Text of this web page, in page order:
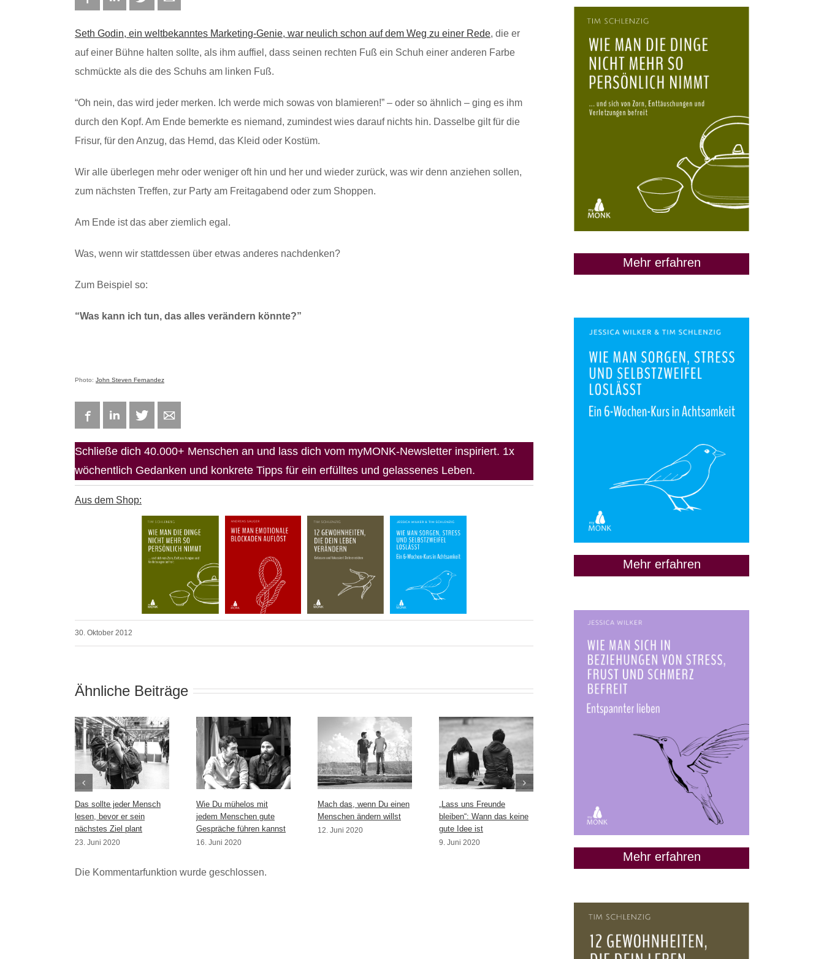
Seth Godin, ein weltbekanntes Marketing-Genie, war neulich schon auf dem Weg zu einer Rede, die er
auf einer Bühne halten sollte, als ihm auffiel, dass seinen rechten Fuß ein Schuh einer anderen Farbe
schmückte als die des Schuhs am linken Fuß.
“Oh nein, das wird jeder merken. Ich werde mich sowas von blamieren!” – oder so ähnlich – ging es ihm
durch den Kopf. Am Ende bemerkte es niemand, zumindest wies darauf nichts hin. Dasselbe gilt für die
Frisur, für den Anzug, das Hemd, das Kleid oder Kostüm.
Wir alle überlegen mehr oder weniger oft hin und her und wieder zurück, was wir denn anziehen sollen,
zum nächsten Treffen, zur Party am Freitagabend oder zum Shoppen.
Am Ende ist das aber ziemlich egal.
Was, wenn wir stattdessen über etwas anderes nachdenken?
Zum Beispiel so:
“Was kann ich tun, das alles verändern könnte?”
Photo: John Steven Fernandez
FacebookLinkedIn Twitter
Schließe dich 40.000+ Menschen an und lass dich vom myMONK-Newsletter inspiriert. 1x
wöchentlich Gedanken und konkrete Tipps für ein erfülltes und gelassenes Leben.
Aus dem Shop:
30. Oktober 2012
Ähnliche Beiträge
Das sollte jeder Mensch
lesen, bevor er sein
nächstes Ziel plant
23. Juni 2020
Wie Du mühelos mit
jedem Menschen gute
Gespräche führen kannst
16. Juni 2020
Mach das, wenn Du einen
Menschen ändern willst
12. Juni 2020
„Lass uns Freunde
bleiben“: Wann das keine
gute Idee ist
9. Juni 2020
Die GPM-Strategie: Wenn
Du nicht weißt, was Du
Die Kommentarfunktion wurde geschlossen.
Mehr erfahren
Mehr erfahren
Mehr erfahren